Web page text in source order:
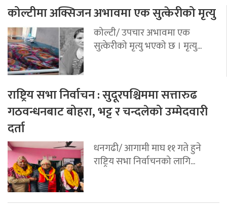
कोल्टीमा अक्सिजन अभावमा एक सुत्केरीको मृत्यु
कोल्टी/ उपचार अभावमा एक
सुत्केरीको मृत्यु भएको छ । मृत्यु...
राष्ट्रिय सभा निर्वाचन : सुदूरपश्चिममा सत्तारुढ
गठवन्धनबाट बोहरा, भट्ट र चन्दलेको उम्मेदवारी
दर्ता
धनगढी/ आगामी माघ ११ गते हुने
राष्ट्रिय सभा निर्वाचनको लागि...